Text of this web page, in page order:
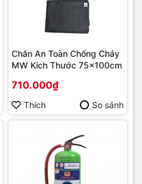
Chăn An Toàn Chống Cháy
MW Kích Thước 75x100cm
710.000₫
Thích So sánh